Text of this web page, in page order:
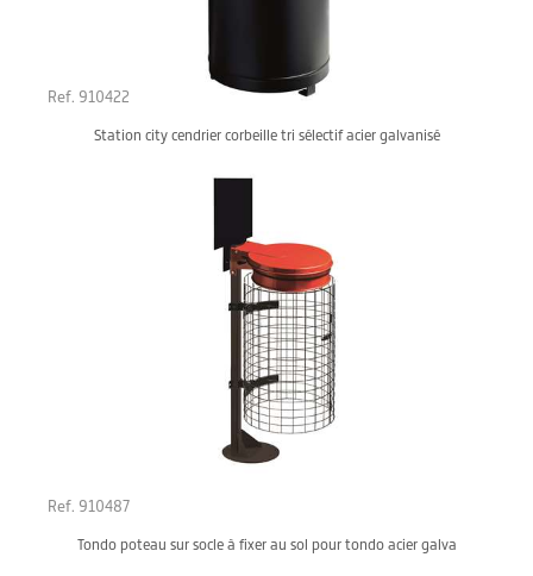
Ref. 910422
Station city cendrier corbeille tri sélectif acier galvanisé
Ref. 910487
Tondo poteau sur socle à fixer au sol pour tondo acier galva